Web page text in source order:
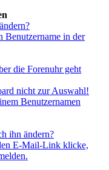
Benutzername in der
die Forenuhr geht
nicht zur Auswahl!
Benutzernamen
ihn ändern?
E-Mail-Link klicke,